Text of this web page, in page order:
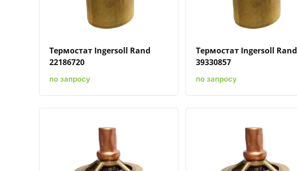
Термостат Ingersoll Rand
22186720
по запросу
Термостат Ingersoll Rand
39330857
по запросу